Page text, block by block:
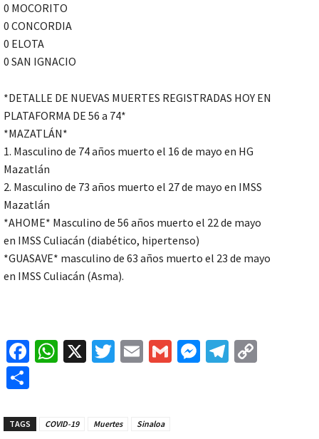
0 MOCORITO
0 CONCORDIA
0 ELOTA
0 SAN IGNACIO
*DETALLE DE NUEVAS MUERTES REGISTRADAS HOY EN
PLATAFORMA DE 56 a 74*
*MAZATLÁN*
1. Masculino de 74 años muerto el 16 de mayo en HG
Mazatlán
2. Masculino de 73 años muerto el 27 de mayo en IMSS
Mazatlán
*AHOME* Masculino de 56 años muerto el 22 de mayo
en IMSS Culiacán (diabético, hipertenso)
*GUASAVE* masculino de 63 años muerto el 23 de mayo
en IMSS Culiacán (Asma).
Fa
o
W
sA
X
T
er
E
l
G
M Te
m
TAGS COVID-19 Muertes Sinaloa